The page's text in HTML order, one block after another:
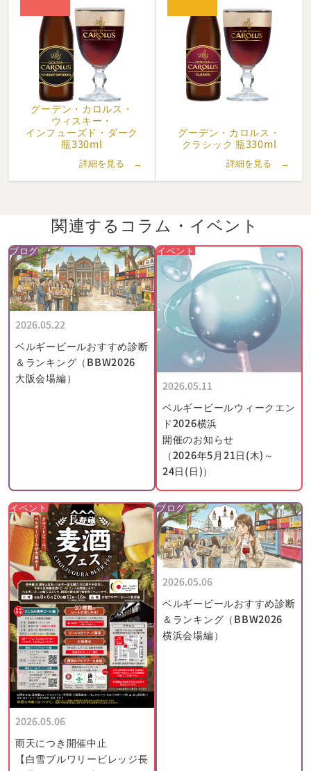
ル愛好家から絶賛されています。
グーデン・ カロルス・
ウィスキー・
インフューズド・ ダーク
瓶330ml
詳細を見る →
グーデン・ カロルス・
クラシック 瓶330ml
詳細を見る →
関連するコラム・ イベント
ブログ
2026.05.22
ベルギービールおすすめ診断
＆ランキング（BBW2026
大阪会場編）
イベント
2026.05.11
ベルギービールウィークエン
ド2026横浜
開催のお知らせ
（2026年5月21日(木)～
24日(日)）
イベント
2026.05.06
雨天につき開催中止
【白雪ブルワリービレッジ長
ブログ
2026.05.06
ベルギービールおすすめ診断
＆ランキング（BBW2026
横浜会場編）